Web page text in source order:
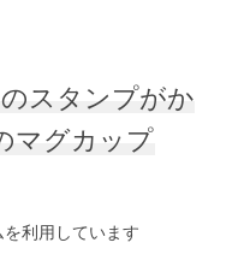
プ
プ
スタンプがか
マグカップ
利用しています